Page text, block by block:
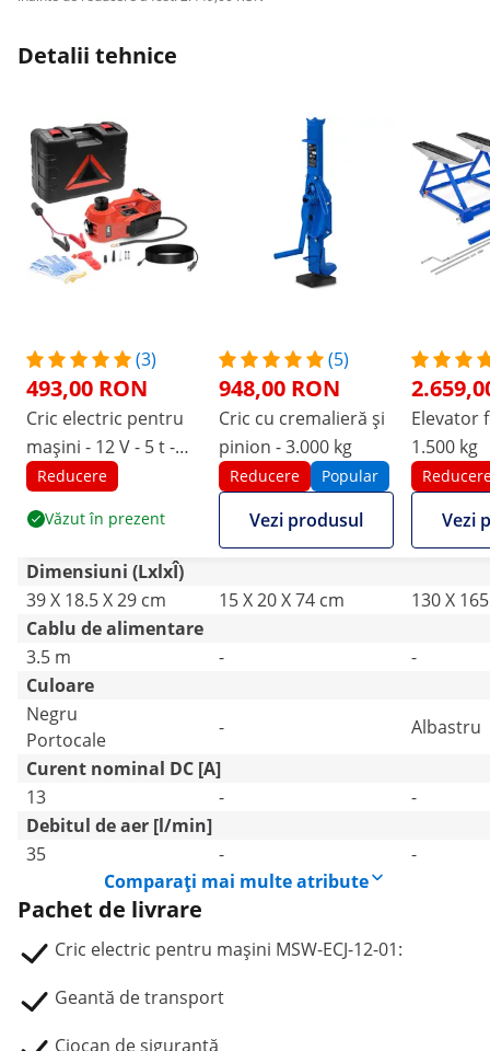
Detalii tehnice
(3)
493,00 RON
Cric electric pentru
mașini - 12 V - 5 t -
set pentru
multifuncțional
Reducere
Văzut în prezent
(5)
948,00 RON
Cric cu cremalieră și
pinion - 3.000 kg
Reducere Popular
Vezi produsul
Elevator
1.500 kg
Vezi
Dimensiuni (LxlxÎ)
39 X 18.5 X 29 cm
15 X 20 X 74 cm
130 X
Cablu de alimentare
3.5 m
-
-
Culoare
Negru
Portocale
-
Albastru
Curent nominal DC [A]
13
-
-
Debitul de aer [l/min]
35
-
-
Comparați mai multe atribute
Pachet de livrare
Cric electric pentru mașini MSW-ECJ-12-01:
Geantă de transport
Ciocan de siguranță